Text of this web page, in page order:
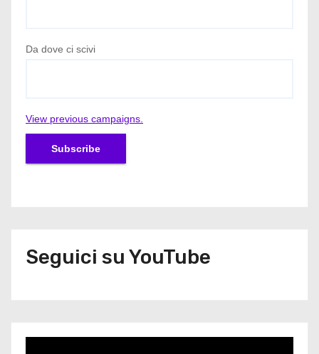
Da dove ci scivi
View previous campaigns.
Seguici su YouTube